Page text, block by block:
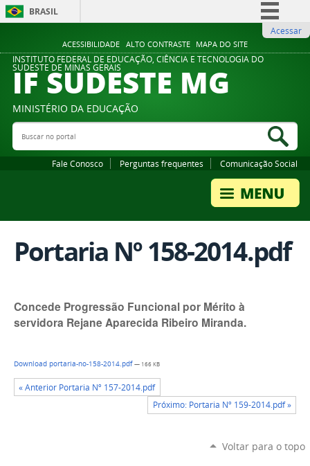
ACESSIBILIDADE ALTO CONTRASTE MAPA DO SITE
BRASIL
Comunica BR
Participe
Legislação
Acessar
INSTITUTO FEDERAL DE EDUCAÇÃO, CIÊNCIA E TECNOLOGIA DO
SUDESTE DE MINAS GERAIS
IF SUDESTE MG
MINISTÉRIO DA EDUCAÇÃO
Buscar no portal
Fale Conosco Perguntas frequentes Comunicação Social
Portaria Nº 158-2014.pdf
Concede Progressão Funcional por Mérito à
servidora Rejane Aparecida Ribeiro Miranda.
Download portaria-no-158-2014.pdf— 166 KB
« Anterior Portaria Nº 157-2014.pdf
Próximo: Portaria Nº 159-2014.pdf »
Voltar para o topo